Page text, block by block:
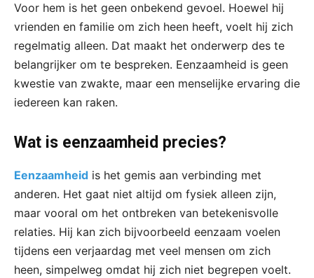
Voor hem is het geen onbekend gevoel. Hoewel hij
vrienden en familie om zich heen heeft, voelt hij zich
regelmatig alleen. Dat maakt het onderwerp des te
belangrijker om te bespreken. Eenzaamheid is geen
kwestie van zwakte, maar een menselijke ervaring die
iedereen kan raken.
Wat is eenzaamheid precies?
Eenzaamheid is het gemis aan verbinding met
anderen. Het gaat niet altijd om fysiek alleen zijn,
maar vooral om het ontbreken van betekenisvolle
relaties. Hij kan zich bijvoorbeeld eenzaam voelen
tijdens een verjaardag met veel mensen om zich
heen, simpelweg omdat hij zich niet begrepen voelt.